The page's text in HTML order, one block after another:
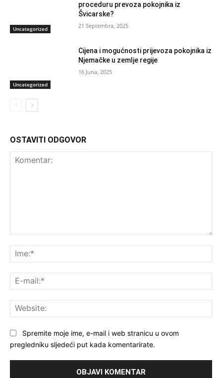
Uncategorized
proceduru prevoza pokojnika iz
Švicarske?
21 Septembra, 2025
Uncategorized
Cijena i mogućnosti prijevoza pokojnika iz
Njemačke u zemlje regije
16 Juna, 2025
OSTAVITI ODGOVOR
Spremite moje ime, e-mail i web stranicu u ovom
pregledniku sljedeći put kada komentarirate.